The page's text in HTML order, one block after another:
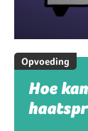
Opvoeding
Hoe